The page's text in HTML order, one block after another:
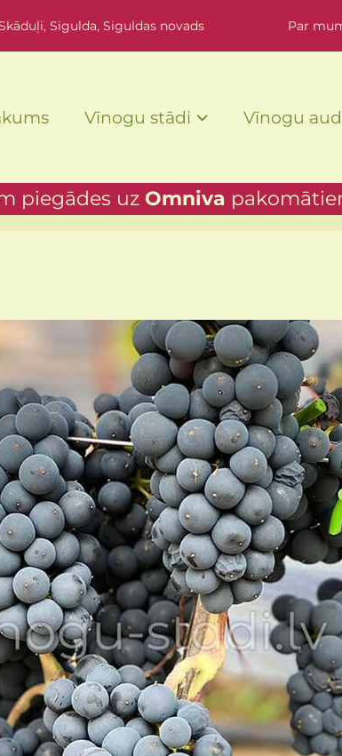
Sigulda, Siguldas novads Par
Vīnogu stādi Vīnogu
piegādes uz Omniva